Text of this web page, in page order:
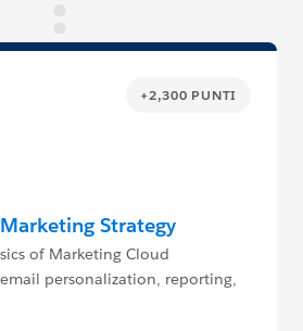
+2,300 PUNTI
Strategy
of Marketing Cloud
personalization, reporting,